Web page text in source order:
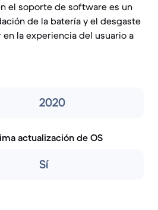
el soporte de software es un
de la batería y el desgaste
la experiencia del usuario a
2020
actualización de OS
Sí